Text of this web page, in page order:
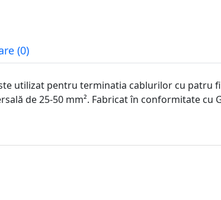
(0)
utilizat pentru terminatia cablurilor cu patru
de 25-50 mm². Fabricat în conformitate cu